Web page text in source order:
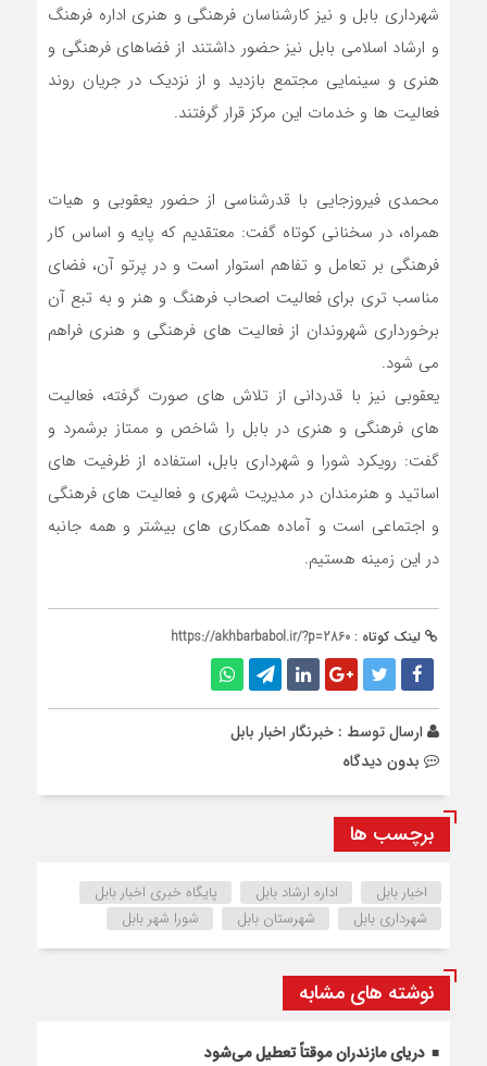
شهرداری بابل و نیز کارشناسان فرهنگی و هنری اداره فرهنگ
و ارشاد اسلامی بابل نیز حضور داشتند از فضاهای فرهنگی و
هنری و سینمایی مجتمع بازدید و از نزدیک در جریان روند
فعالیت ها و خدمات این مرکز قرار گرفتند.
محمدی فیروزجایی با قدرشناسی از حضور یعقوبی و هیات
همراه، در سخنانی کوتاه گفت: معتقدیم که پایه و اساس کار
فرهنگی بر تعامل و تفاهم استوار است و در پرتو آن، فضای
مناسب تری برای فعالیت اصحاب فرهنگ و هنر و به تبع آن
برخورداری شهروندان از فعالیت های فرهنگی و هنری فراهم
می شود.
یعقوبی نیز با قدردانی از تلاش های صورت گرفته، فعالیت
های فرهنگی و هنری در بابل را شاخص و ممتاز برشمرد و
گفت: رویکرد شورا و شهرداری بابل، استفاده از ظرفیت های
اساتید و هنرمندان در مدیریت شهری و فعالیت های فرهنگی
و اجتماعی است و آماده همکاری های بیشتر و همه جانبه
در این زمینه هستیم.
لینک کوتاه : https://akhbarbabol.ir/?p=2860
ارسال توسط : خبرنگار اخبار بابل
بدون دیدگاه
برچسب ها
اخبار بابل اداره ارشاد بابل
پایگاه خبری اخبار بابل
شهرداری بابل
شهرستان بابل شورا شهر بابل
نوشته های مشابه
دریای مازندران موقتاً تعطیل می‌شود